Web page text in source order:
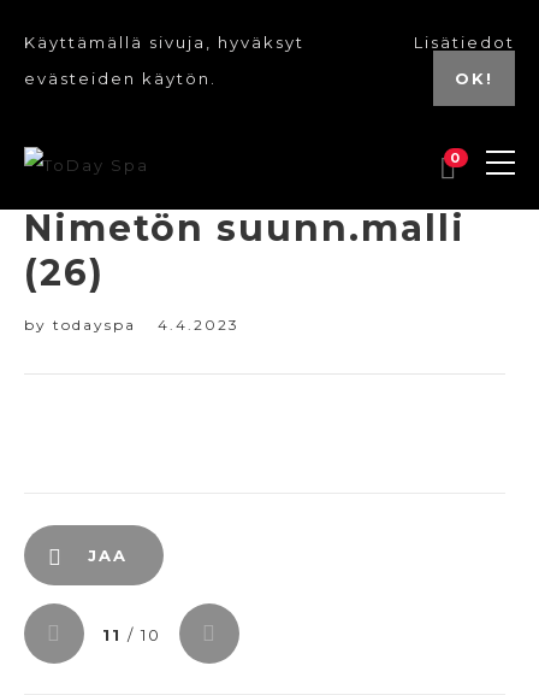
Käyttämällä sivuja, hyväksyt
evästeiden käytön.
Lisätiedot
OK!
0
Nimetön suunn.malli
(26)
by todayspa 4.4.2023
JAA
11 / 10